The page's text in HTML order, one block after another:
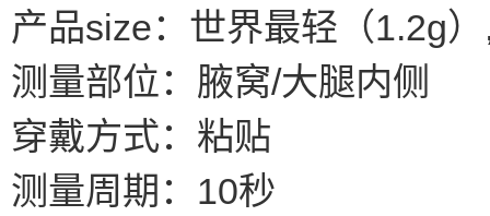
产品size：世界最轻（1.2g
测量部位：腋窝/大腿内侧
穿戴方式：粘贴
测量周期：10秒